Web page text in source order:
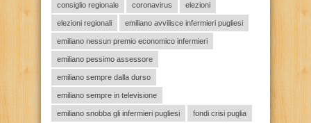
consiglio regionale coronavirus elezioni
elezioni regionali emiliano avvilisce infermieri pugliesi
emiliano nessun premio economico infermieri
emiliano pessimo assessore
emiliano sempre dalla durso
emiliano sempre in televisione
emiliano snobba gli infermieri pugliesi fondi crisi puglia